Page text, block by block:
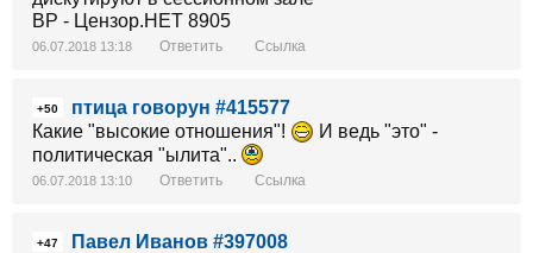
06.07.2018 13:18 Ответить Ссылка
+50
птица говорун #415577
Какие "высокие отношения"!
И ведь "это" -
политическая "ылита"..
06.07.2018 13:10 Ответить Ссылка
+47
Павел Иванов #397008